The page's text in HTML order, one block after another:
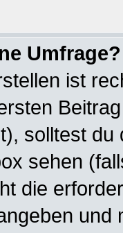
Umfrage?
ist
solltest
sehen
die
und